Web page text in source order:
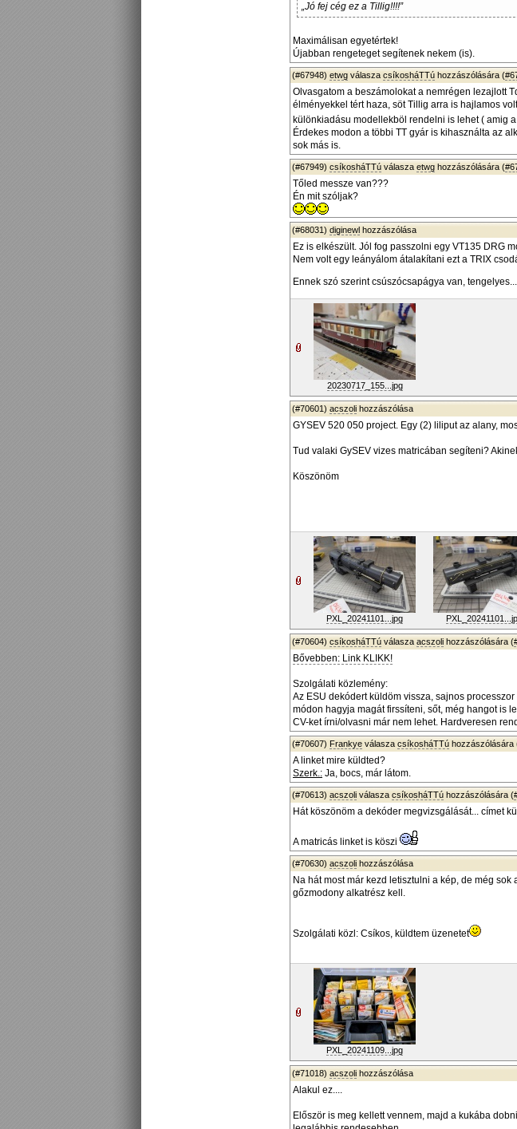
„Jó fej cég ez a Tillig!!!!”
Maximálisan egyetértek!
Újabban rengeteget segítenek nekem (is).
(#67948) etwg válasza csíkosháTTú hozzászólására (
Olvasgatom a beszámolokat a nemrégen lezajlott
élményekkel tért haza, söt Tillig arra is hajlamos
különkiadásu modellekböl rendelni is lehet ( amig
Érdekes modon a többi TT gyár is kihasználta az
sok más is.
(#67949) csíkosháTTú válasza etwg hozzászólására (
Tőled messze van???
Én mit szóljak?
(#68031) diginewl hozzászólása
Ez is elkészült. Jól fog passzolni egy VT135 DRG
Nem volt egy leányálom átalakítani ezt a TRIX
Ennek szó szerint csúszócsapágya van,
20230717_155...jpg
(#70601) acszoli hozzászólása
GYSEV 520 050 project. Egy (2) liliput az alany,
Tud valaki GySEV vizes matricában segíteni?
Köszönöm
PXL_20241101...jpg
(#70604) csíkosháTTú válasza acszoli hozzászólására (
Bővebben: Link KLIKK!
Szolgálati közlemény:
Az ESU dekódert küldöm vissza, sajnos
módon hagyja magát firssíteni, sőt, még hangot is
CV-ket írni/olvasni már nem lehet. Hardveresen
(#70607) Frankye válasza csíkosháTTú hozzászólására
A linket mire küldted?
Szerk.: Ja, bocs, már látom.
(#70613) acszoli válasza csíkosháTTú hozzászólására (
Hát köszönöm a dekóder megvizsgálását... címet
A matricás linket is köszi
(#70630) acszoli hozzászólása
Na hát most már kezd letisztulni a kép, de még
gőzmodony alkatrész kell.
Szolgálati közl: Csíkos, küldtem üzenetet
PXL_20241109...jpg
(#71018) acszoli hozzászólása
Alakul ez....
Először is meg kellett vennem, majd a kukába